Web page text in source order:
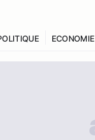
ECONOMIE